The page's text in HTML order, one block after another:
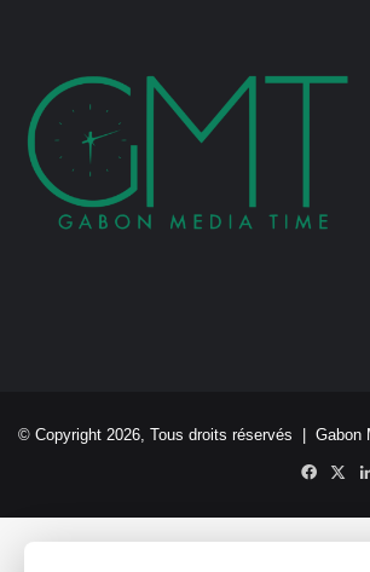
© Copyright 2026, Tous droits réservés | Gabon
X